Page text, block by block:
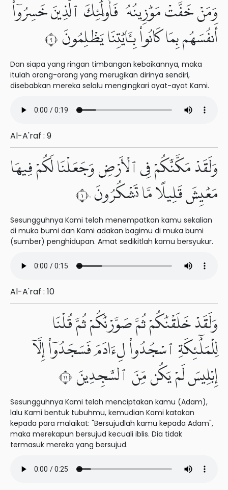
وَمَنْ خَفَّتْ مَوَٰزِينُهُۥ فَأُو۟لَٰٓئِكَ ٱلَّذِينَ خَسِرُوٓا۟
أَنفُسَهُم بِمَا كَانُوا۟ بِـَٔايَٰتِنَا يَظْلِمُونَ ٩
Dan siapa yang ringan timbangan kebaikannya, maka
itulah orang-orang yang merugikan dirinya sendiri,
disebabkan mereka selalu mengingkari ayat-ayat Kami.
Al-A'raf : 9
وَلَقَدْ مَكَّنَّٰكُمْ فِى ٱلْأَرْضِ وَجَعَلْنَا لَكُمْ فِيهَا
مَعَٰيِشَ قَلِيلًا مَّا تَشْكُرُونَ ١٠
Sesungguhnya Kami telah menempatkan kamu sekalian
di muka bumi dan Kami adakan bagimu di muka bumi
(sumber) penghidupan. Amat sedikitlah kamu bersyukur.
Al-A'raf : 10
وَلَقَدْ خَلَقْنَٰكُمْ ثُمَّ صَوَّرْنَٰكُمْ ثُمَّ قُلْنَا
لِلْمَلَٰٓئِكَةِ ٱسْجُدُوا۟ لِءَادَمَ فَسَجَدُوٓا۟ إِلَّآ
إِبْلِيسَ لَمْ يَكُن مِّنَ ٱلسَّٰجِدِينَ ١١
Sesungguhnya Kami telah menciptakan kamu (Adam),
lalu Kami bentuk tubuhmu, kemudian Kami katakan
kepada para malaikat: "Bersujudlah kamu kepada Adam",
maka merekapun bersujud kecuali iblis. Dia tidak
termasuk mereka yang bersujud.